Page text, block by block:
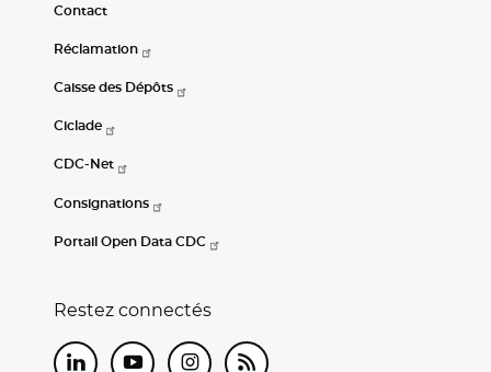
Contact
Réclamation
Caisse des Dépôts
Ciclade
CDC-Net
Consignations
Portail Open Data CDC
Restez connectés